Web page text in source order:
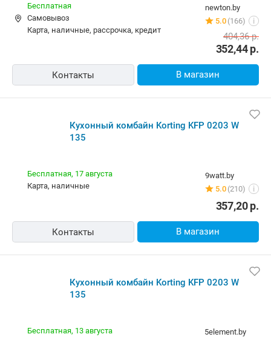
newton.by
5.0 (166) i
Бесплатная
Самовывоз
карта, наличные, рассрочка, кредит
352,44р.
404,36р.
Контакты В магазин
Кухонный комбайн Korting KFP 0203 W
135
9watt.by
5.0 (210) i
Бесплатная, 17 августа
карта, наличные
357,20р.
Контакты В магазин
Кухонный комбайн Korting KFP 0203 W
135
5element.by
Бесплатная, 13 августа